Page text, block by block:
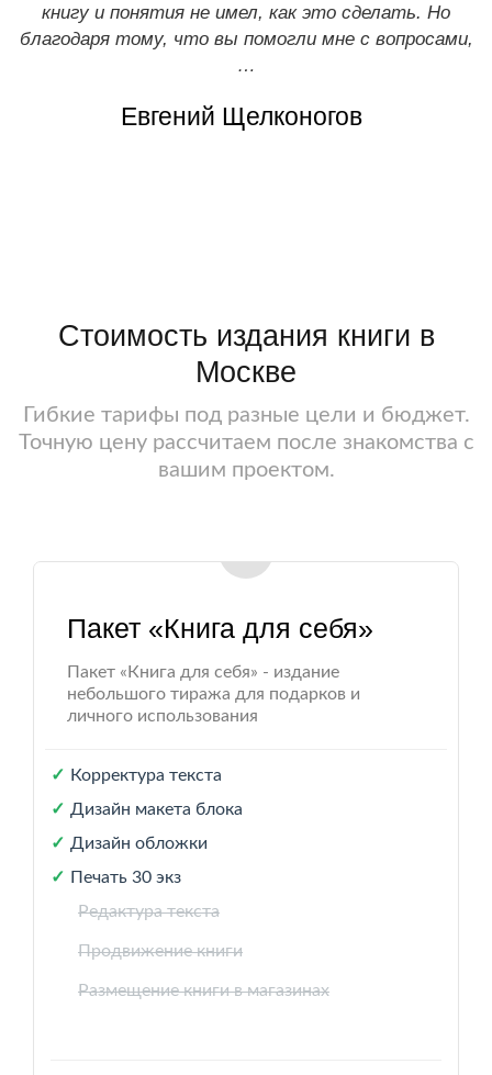
книгу и понятия не имел, как это сделать. Но
благодаря тому, что вы помогли мне с вопросами,
…
Евгений Щелконогов
Тимур Тажетдинов
Стоимость издания книги в
Москве
Гибкие тарифы под разные цели и бюджет.
Точную цену рассчитаем после знакомства с
вашим проектом.
Пакет «Книга для себя»
Пакет «Книга для себя» - издание
небольшого тиража для подарков и
личного использования
Корректура текста
Дизайн макета блока
Дизайн обложки
Печать 30 экз
Редактура текста
Продвижение книги
Размещение книги в магазинах